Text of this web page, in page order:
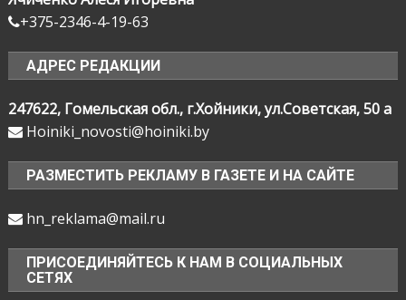
+375-2346-4-19-63
АДРЕС РЕДАКЦИИ
247622, Гомельская обл., г.Хойники, ул.Советская, 50 а
Hoiniki_novosti@hoiniki.by
РАЗМЕСТИТЬ РЕКЛАМУ В ГАЗЕТЕ И НА САЙТЕ
hn_reklama@mail.ru
ПРИСОЕДИНЯЙТЕСЬ К НАМ В СОЦИАЛЬНЫХ
СЕТЯХ